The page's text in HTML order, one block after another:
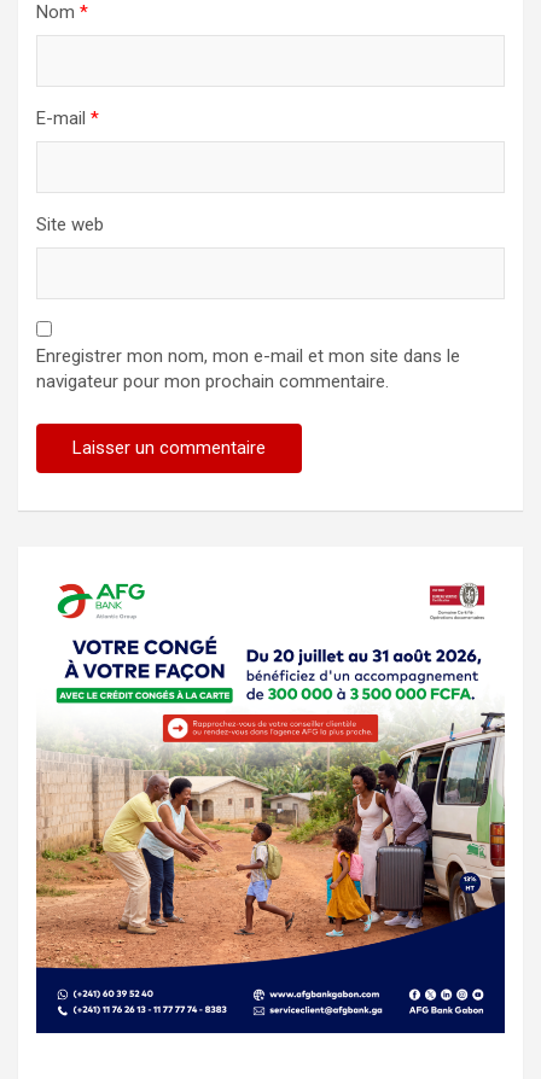
Nom *
E-mail *
Site web
Enregistrer mon nom, mon e-mail et mon site dans le
navigateur pour mon prochain commentaire.